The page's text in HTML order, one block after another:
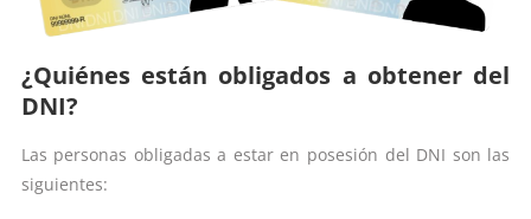
¿Quiénes están obligados a obtener del
DNI?
Las personas obligadas a estar en posesión del DNI son las
siguientes: